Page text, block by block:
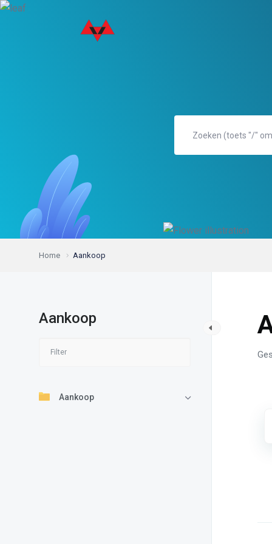
Home Aankoop
Aankoop
Aankoop